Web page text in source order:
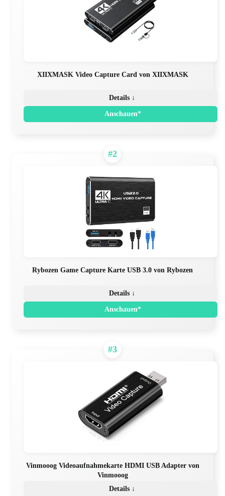
XIIXMASK Video Capture Card von XIIXMASK
Details ↓
Anschauen*
#2
Rybozen Game Capture Karte USB 3.0 von Rybozen
Details ↓
Anschauen*
#3
Vinmooog Videoaufnahmekarte HDMI USB Adapter von
Vinmooog
Details ↓